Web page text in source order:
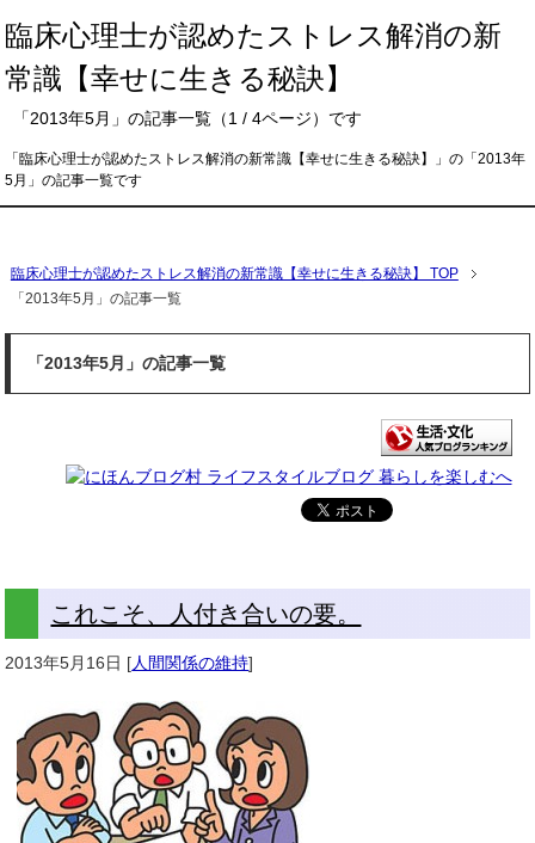
臨床心理士が認めたストレス解消の新
常識【幸せに生きる秘訣】
「2013年5月」の記事一覧（1 / 4ページ）です
「臨床心理士が認めたストレス解消の新常識【幸せに生きる秘訣】」の「2013年
5月」の記事一覧です
臨床心理士が認めたストレス解消の新常識【幸せに生きる秘訣】 TOP
「2013年5月」の記事一覧
「2013年5月」の記事一覧
これこそ、人付き合いの要。
2013年5月16日 [人間関係の維持]